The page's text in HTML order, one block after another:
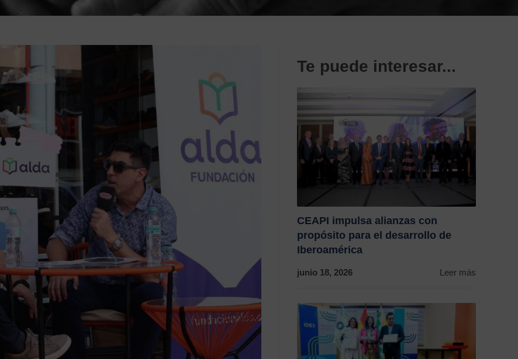
Te puede interesar...
CEAPI impulsa alianzas con
propósito para el desarrollo de
Iberoamérica
junio 18, 2026 Leer más